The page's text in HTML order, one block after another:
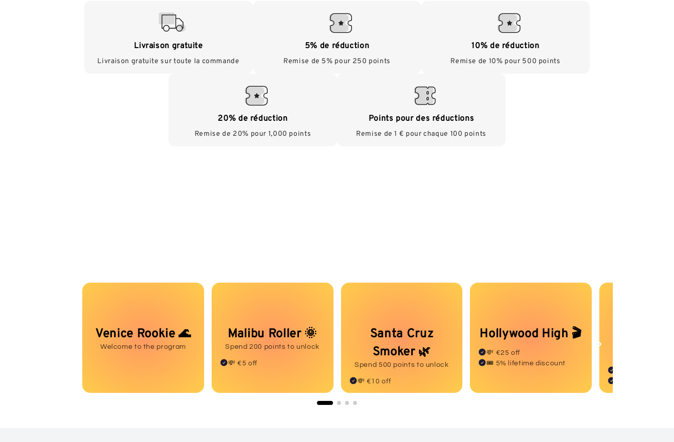
Livraison gratuite
Livraison gratuite sur toute la commande
5% de réduction
Remise de 5% pour 250 points
10% de réduction
Remise de 10% pour 500 points
20% de réduction
Remise de 20% pour 1,000 points
Points pour des réductions
Remise de 1 € pour chaque 100 points
Venice Rookie 🌊
Welcome to the program
Malibu Roller 🌞
Spend 200 points to unlock
💸 €5 off
Santa Cruz
Smoker 🌿
Spend 500 points to unlock
💸 €10 off
Hollywood High 🎬
💸 €25 off
🎟️ 5% lifetime discount